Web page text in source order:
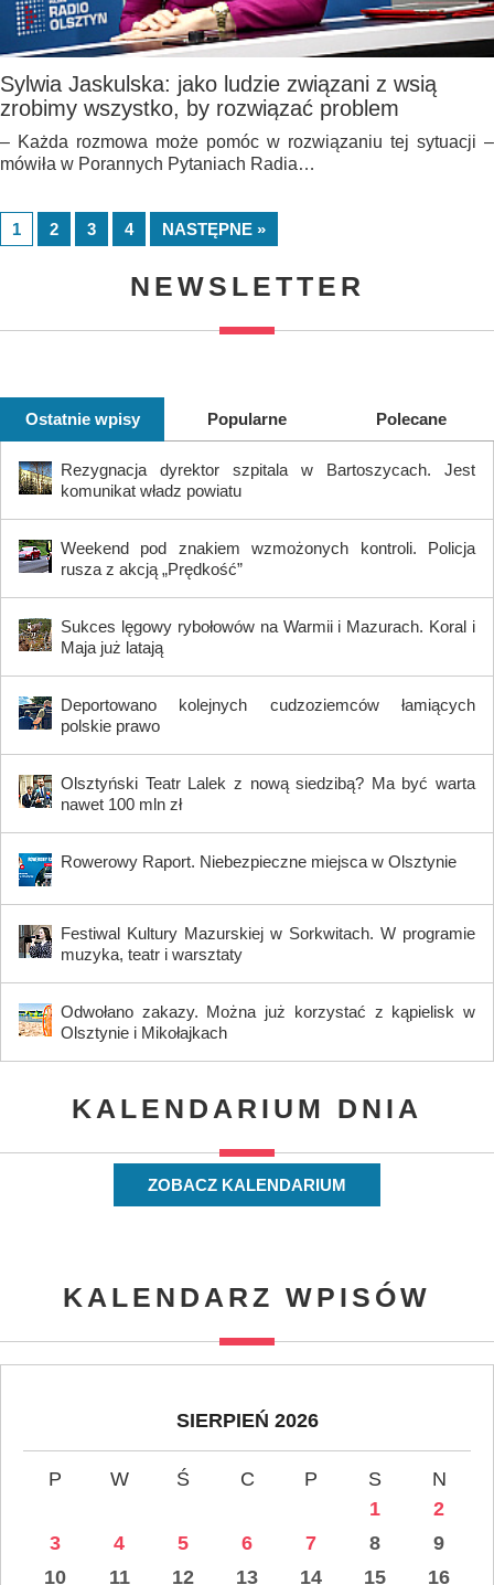
Sylwia Jaskulska: jako ludzie związani z wsią
zrobimy wszystko, by rozwiązać problem
– Każda rozmowa może pomóc w rozwiązaniu tej sytuacji –
mówiła w Porannych Pytaniach Radia…
1 2 3 4 NASTĘPNE »
NEWSLETTER
Ostatnie wpisy Popularne Polecane
Rezygnacja dyrektor szpitala w Bartoszycach. Jest
komunikat władz powiatu
Weekend pod znakiem wzmożonych kontroli. Policja
rusza z akcją „Prędkość”
Sukces lęgowy rybołowów na Warmii i Mazurach. Koral i
Maja już latają
Deportowano kolejnych cudzoziemców łamiących
polskie prawo
Olsztyński Teatr Lalek z nową siedzibą? Ma być warta
nawet 100 mln zł
Rowerowy Raport. Niebezpieczne miejsca w Olsztynie
Festiwal Kultury Mazurskiej w Sorkwitach. W programie
muzyka, teatr i warsztaty
Odwołano zakazy. Można już korzystać z kąpielisk w
Olsztynie i Mikołajkach
KALENDARIUM DNIA
ZOBACZ KALENDARIUM
KALENDARZ WPISÓW
SIERPIEŃ 2026
P W Ś C P S
N
1
2
3
4 5 6 7 8
9
10
11 12 13 14 15
16